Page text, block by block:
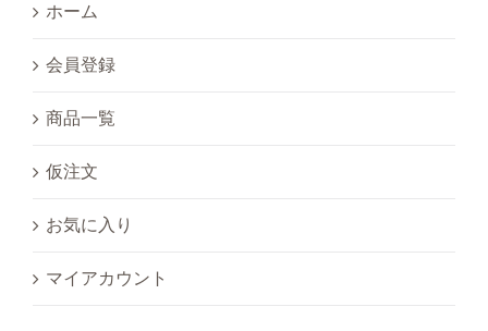
ホーム
会員登録
商品一覧
仮注文
お気に入り
マイアカウント